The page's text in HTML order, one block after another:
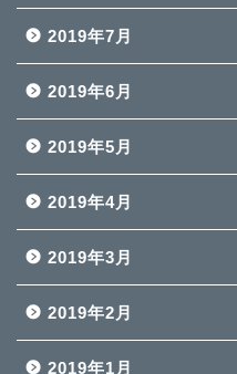
2019年7月
2019年6月
2019年5月
2019年4月
2019年3月
2019年2月
2019年1月